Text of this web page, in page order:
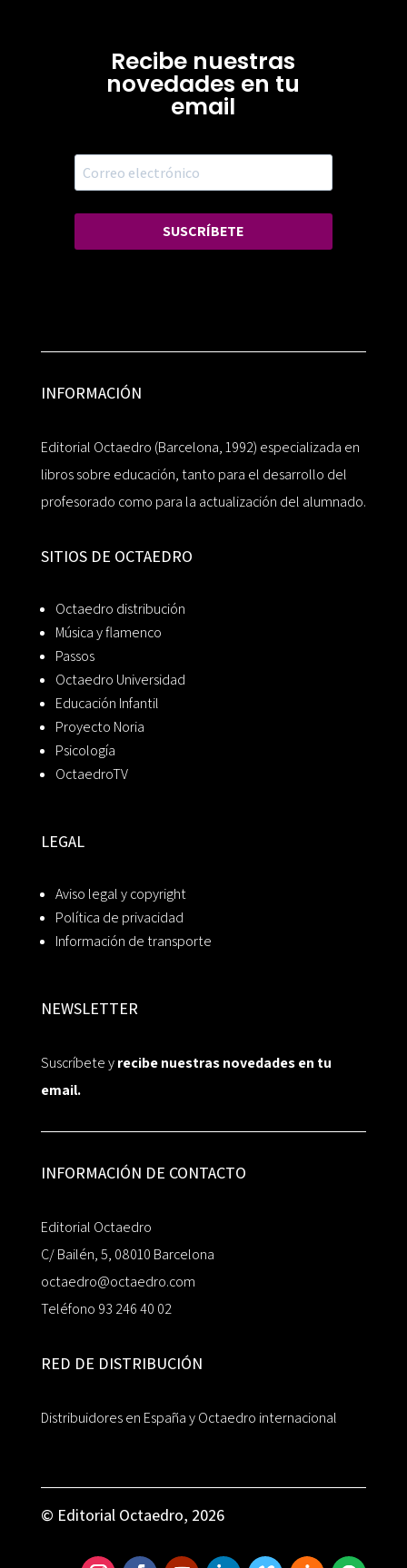
Recibe nuestras
novedades en tu
email
SUSCRÍBETE
INFORMACIÓN
Editorial Octaedro (Barcelona, 1992) especializada en
libros sobre educación, tanto para el desarrollo del
profesorado como para la actualización del alumnado.
SITIOS DE OCTAEDRO
Octaedro distribución
Música y flamenco
Passos
Octaedro Universidad
Educación Infantil
Proyecto Noria
Psicología
OctaedroTV
LEGAL
Aviso legal y copyright
Política de privacidad
Información de transporte
NEWSLETTER
Suscríbete yrecibe nuestras novedades en tu
email.
INFORMACIÓN DE CONTACTO
Editorial Octaedro
C/ Bailén, 5, 08010 Barcelona
octaedro@octaedro.com
Teléfono 93 246 40 02
RED DE DISTRIBUCIÓN
Distribuidores en España y Octaedro internacional
© Editorial Octaedro, 2026